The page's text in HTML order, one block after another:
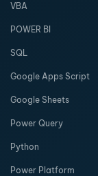
VBA
POWER BI
SQL
Google Apps Script
Google Sheets
Power Query
Python
Power Platform